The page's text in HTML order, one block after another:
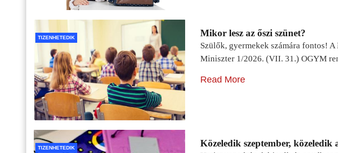
TIZENHETEDIK Mikor lesz az őszi szünet?
Szülők, gyermekek számára fontos!
Miniszter 1/2026. (VII. 31.) OGYM
Read More
TIZENHETEDIK Közeledik szeptember, közeledik